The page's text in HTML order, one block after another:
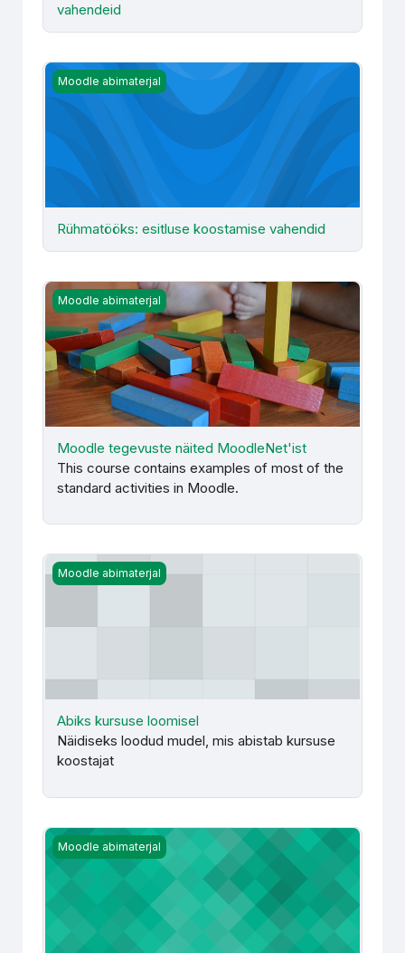
vahendeid
Rühmatööks: esitluse koostamise vahendid
Moodle abimaterjal
Rühmatööks: esitluse koostamise vahendid
Moodle tegevuste näited MoodleNet'ist
Moodle abimaterjal
Moodle tegevuste näited MoodleNet'ist
This course contains examples of most of the
standard activities in Moodle.
Abiks kursuse loomisel
Moodle abimaterjal
Abiks kursuse loomisel
Näidiseks loodud mudel, mis abistab kursuse
koostajat
Kursuse haldamine
Moodle abimaterjal